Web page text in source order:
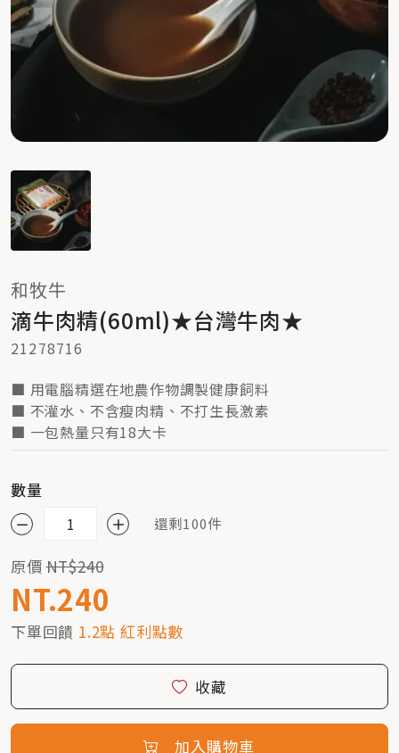
和牧牛
滴牛肉精(60ml)★台灣牛肉★
21278716
■ 用電腦精選在地農作物調製健康飼料
■ 不灌水、不含瘦肉精、不打生長激素
■ 一包熱量只有18大卡
數量
還剩100件
原價NT$240
NT.240
下單回饋 1.2點 紅利點數
收藏
加入購物車